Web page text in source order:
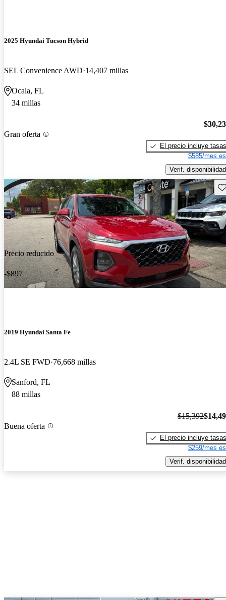
2025 Hyundai Tucson Hybrid
SEL Convenience AWD 14,407 millas
Ocala, FL
34 millas
Gran oferta
El precio incluye tasas
$585/mes
Verif. disponibilidad
Precio reducido
-$897
2019 Hyundai Santa Fe
2.4L SE FWD 76,668 millas
Sanford, FL
88 millas
Buena oferta
$15,392
El precio incluye tasas
$259/mes
Verif. disponibilidad